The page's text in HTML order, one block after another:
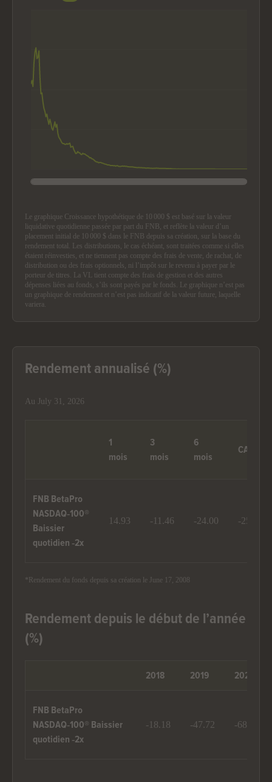
Le graphique Croissance hypothétique de 10 000 $ est basé sur la valeur
liquidative quotidienne passée par part du FNB, et reflète la valeur d’un
placement initial de 10 000 $ dans le FNB depuis sa création, sur la base du
rendement total. Les distributions, le cas échéant, sont traitées comme si elles
étaient réinvesties, et ne tiennent pas compte des frais de vente, de rachat, de
distribution ou des frais optionnels, ni l’impôt sur le revenu à payer par le
porteur de titres. La VL tient compte des frais de gestion et des autres
dépenses liées au fonds, s’ils sont payés par le fonds. Le graphique n’est pas
un graphique de rendement et n’est pas indicatif de la valeur future, laquelle
variera.
Rendement annualisé (%)
Au July 31, 2026
1
mois
3
mois
6
mois
CAD
FNB BetaPro
NASDAQ‑100®
Baissier
quotidien ‑2x
14.93 -11.46 -24.00 -25.07
*Rendement du fonds depuis sa création le June 17, 2008
Rendement depuis le début de l’année
(%)
2018 2019 2020
FNB BetaPro
NASDAQ‑100® Baissier
quotidien ‑2x
-18.18 -47.72 -68.82